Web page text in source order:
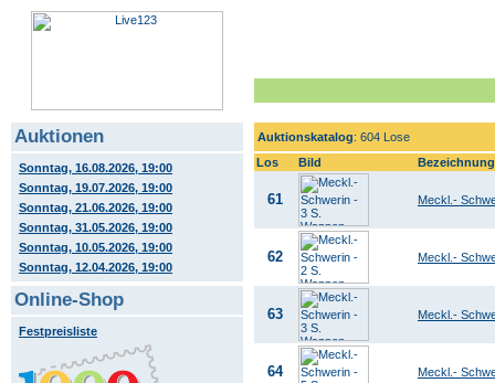
Auktionen
Sonntag, 16.08.2026, 19:00
Sonntag, 19.07.2026, 19:00
Sonntag, 21.06.2026, 19:00
Sonntag, 31.05.2026, 19:00
Sonntag, 10.05.2026, 19:00
Sonntag, 12.04.2026, 19:00
Online-Shop
Festpreisliste
Auktionskatalog: 604 Lose
Los
Bild Bezeichnung
61 Meckl.-
62 Meckl.-
63 Meckl.-
64 Meckl.-